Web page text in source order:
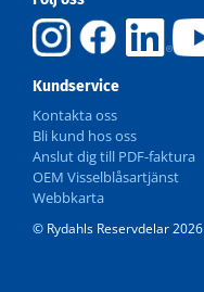
Kundservice
Kontakta oss
Bli kund hos oss
Anslut dig till PDF-faktura
OEM Visselblåsartjänst
Webbkarta
© Rydahls Reservdelar 2026